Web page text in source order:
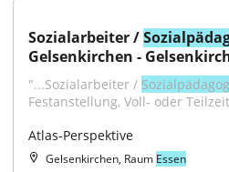
Sozialarbeiter /
Gelsenkirchen -
"...Sozialarbeiter /
Festanstellung, Voll- oder
Atlas-Perspektive
Gelsenkirchen, Raum Essen